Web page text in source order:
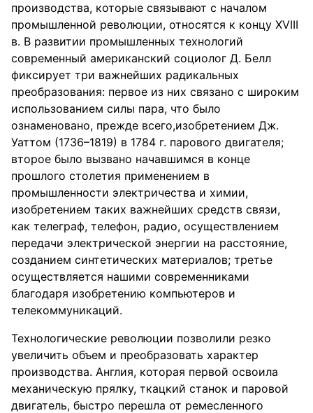
производства, которые связывают с началом
промышленной революции, относятся к концу XVIII
в. В развитии промышленных технологий
современный американский социолог Д. Белл
фиксирует три важнейших радикальных
преобразования: первое из них связано с широким
использованием силы пара, что было
ознаменовано, прежде всего,изобретением Дж.
Уаттом (1736–1819) в 1784 г. парового двигателя;
второе было вызвано начавшимся в конце
прошлого столетия применением в
промышленности электричества и химии,
изобретением таких важнейших средств связи,
как телеграф, телефон, радио, осуществлением
передачи электрической энергии на расстояние,
созданием синтетических материалов; третье
осуществляется нашими современниками
благодаря изобретению компьютеров и
телекоммуникаций.
Технологические революции позволили резко
увеличить объем и преобразовать характер
производства. Англия, которая первой освоила
механическую прялку, ткацкий станок и паровой
двигатель, быстро перешла от ремесленного